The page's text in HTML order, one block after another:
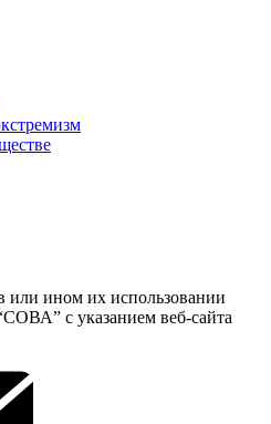
или ином их использовании
с указанием веб-сайта